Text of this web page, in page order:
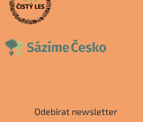
Odebírat newsletter